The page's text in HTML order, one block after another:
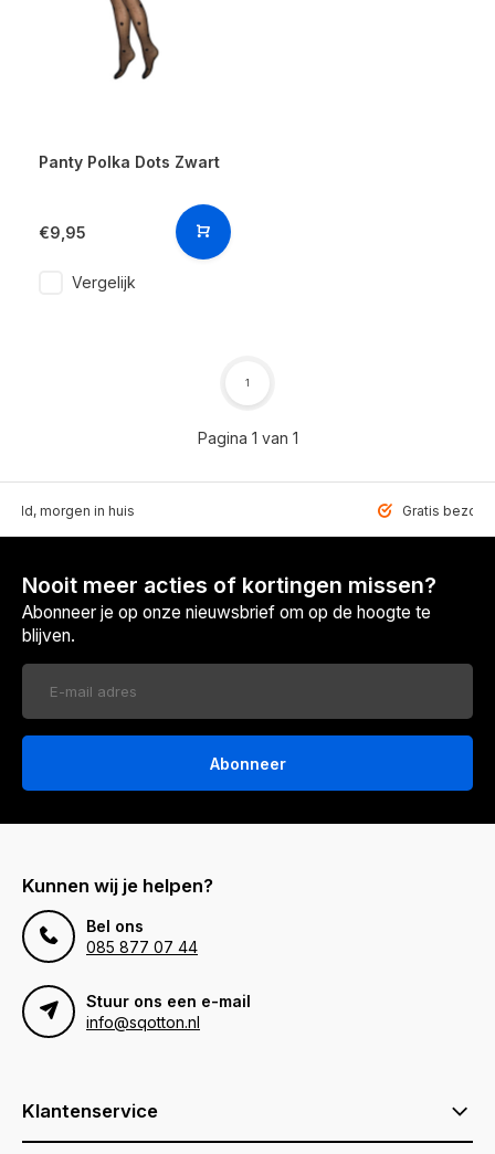
Panty Polka Dots Zwart
€9,95
Vergelijk
Pagina 1 van 1
1
morgen in huis Gratis
Nooit meer acties of kortingen missen?
Abonneer je op onze nieuwsbrief om op de hoogte te
blijven.
Abonneer
Kunnen wij je helpen?
Bel ons
085 877 07 44
Stuur ons een e-mail
info@sqotton.nl
Klantenservice